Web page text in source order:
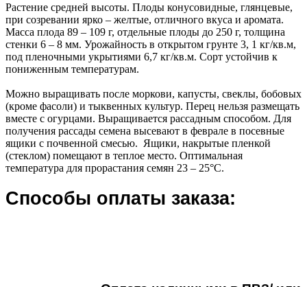
Растение средней высоты. Плоды конусовидные, глянцевые,
при созревании ярко – желтые, отличного вкуса и аромата.
Масса плода 89 – 109 г, отдельные плоды до 250 г, толщина
стенки 6 – 8 мм. Урожайность в открытом грунте 3, 1 кг/кв.м,
под пленочными укрытиями 6,7 кг/кв.м. Сорт устойчив к
пониженным температурам.
Можно выращивать после моркови, капусты, свеклы, бобовых
(кроме фасоли) и тыквенных культур. Перец нельзя размещать
вместе с огурцами. Выращивается рассадным способом. Для
получения рассады семена высевают в феврале в посевные
ящики с почвенной смесью. Ящики, накрытые пленкой
(стеклом) помещают в теплое место. Оптимальная
температура для прорастания семян 23 – 25°С.
Способы оплаты заказа: